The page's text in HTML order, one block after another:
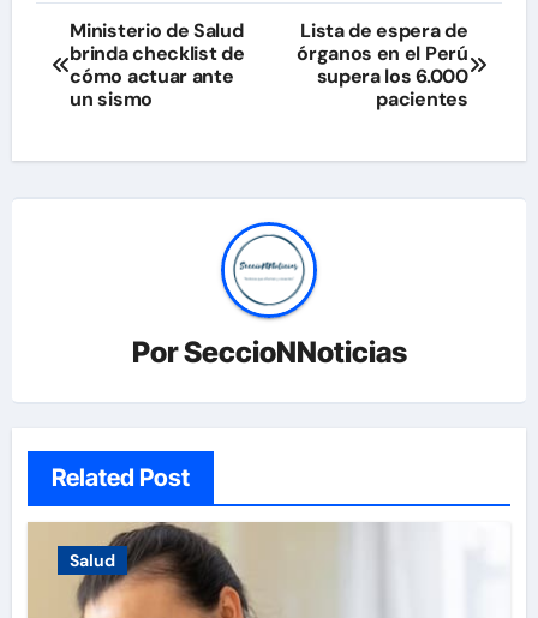
Navegación
de
Ministerio de Salud
brinda checklist de
cómo actuar ante
un sismo
Lista de espera de
órganos en el Perú
supera los 6.000
pacientes
PorSeccioNNoticias
Related Post
Salud